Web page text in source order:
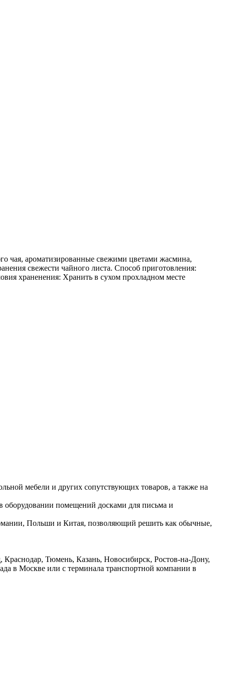
чая, ароматизированные свежими цветами жасмина,
свежести чайного листа. Способ приготовления:
храненения: Хранить в сухом прохладном месте
мебели и других сопутствующих товаров, а также на
оборудовании помещений досками для письма и
Польши и Китая, позволяющий решить как обычные,
Тюмень, Казань, Новосибирск, Ростов-на-Дону,
в Москве или с терминала транспортной компании в